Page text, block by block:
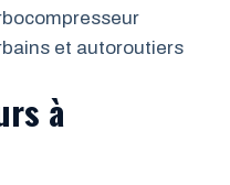
et autoroutiers
à